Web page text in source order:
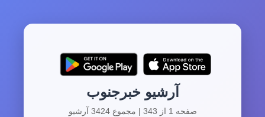
آرشیو خبرجنوب
صفحه 1 از 343 | مجموع 3424 آرشیو